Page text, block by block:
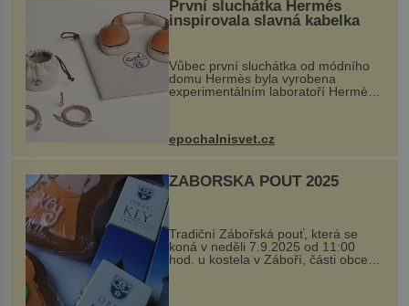
První sluchátka Hermés
inspirovala slavná kabelka
Vůbec první sluchátka od módního
domu Hermès byla vyrobena
experimentálním laboratoří Hermès
kovový...
epochalnisvet.cz
ZÁBOŘSKÁ POUŤ 2025
Tradiční Zábořská pouť, která se
koná v neděli 7.9.2025 od 11:00
hod. u kostela v Záboří, části obce
Kly u Mělníka. V programu naleznete
komentovanou prohlídku kostela,